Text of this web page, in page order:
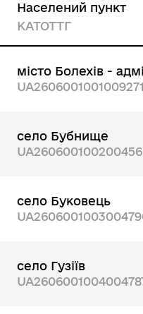
Населений пункт
КАТОТТГ
місто Болехів -
село Бубнище
село Буковець
село Гузіїв